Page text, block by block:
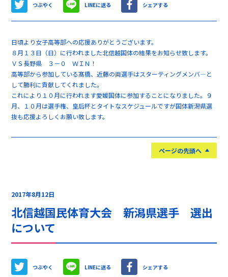
つぶやく LINEに送る シェアする
日頃より女子高等部への応援ありがとうございます。
８月１３日（日）に行われました北信越国体の結果をお知らせ致します。
ＶＳ長野県 ３－０ ＷＩＮ！
高等部から参加している髙橋、近藤の両選手はスターティングメンバ―と
して勝利に貢献してくれました。
これにより１０月に行われます愛媛国体に参加することになりました。９
月、１０月は選手権、皇后杯とタイトなスケジュールですが国体新潟県選
抜も応援よろしくお願い致します。
ページの先頭へ
2017年8月12日
北信越国民体育大会 新潟県選手 選出
について
つぶやく LINEに送る シェアする